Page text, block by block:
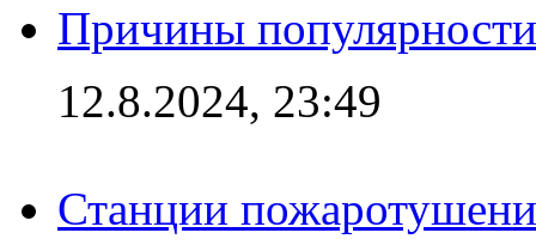
Причины
12.8.2024, 23:49
Станции